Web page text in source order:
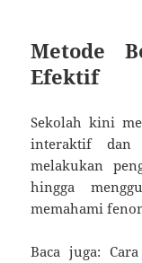
Metode
Efektif
Sekolah kini
interaktif dan
melakukan
hingga
memahami
Baca juga: